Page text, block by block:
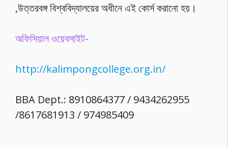
,উত্তরবঙ্গ বিশ্ববিদ্যালয়ের অধীনে এই কোর্স করানো হয়।
অফিসিয়াল ওয়েবসাইট-
http://kalimpongcollege.org.in/
BBA Dept.: 8910864377 / 9434262955
/8617681913 / 974985409